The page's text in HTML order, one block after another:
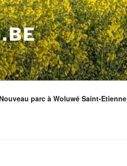
Nouveau parc à Woluwé Saint-Etienne